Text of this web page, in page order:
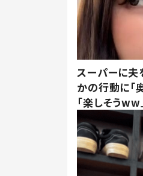
スーパーに夫
かの行動に「
「楽しそうww